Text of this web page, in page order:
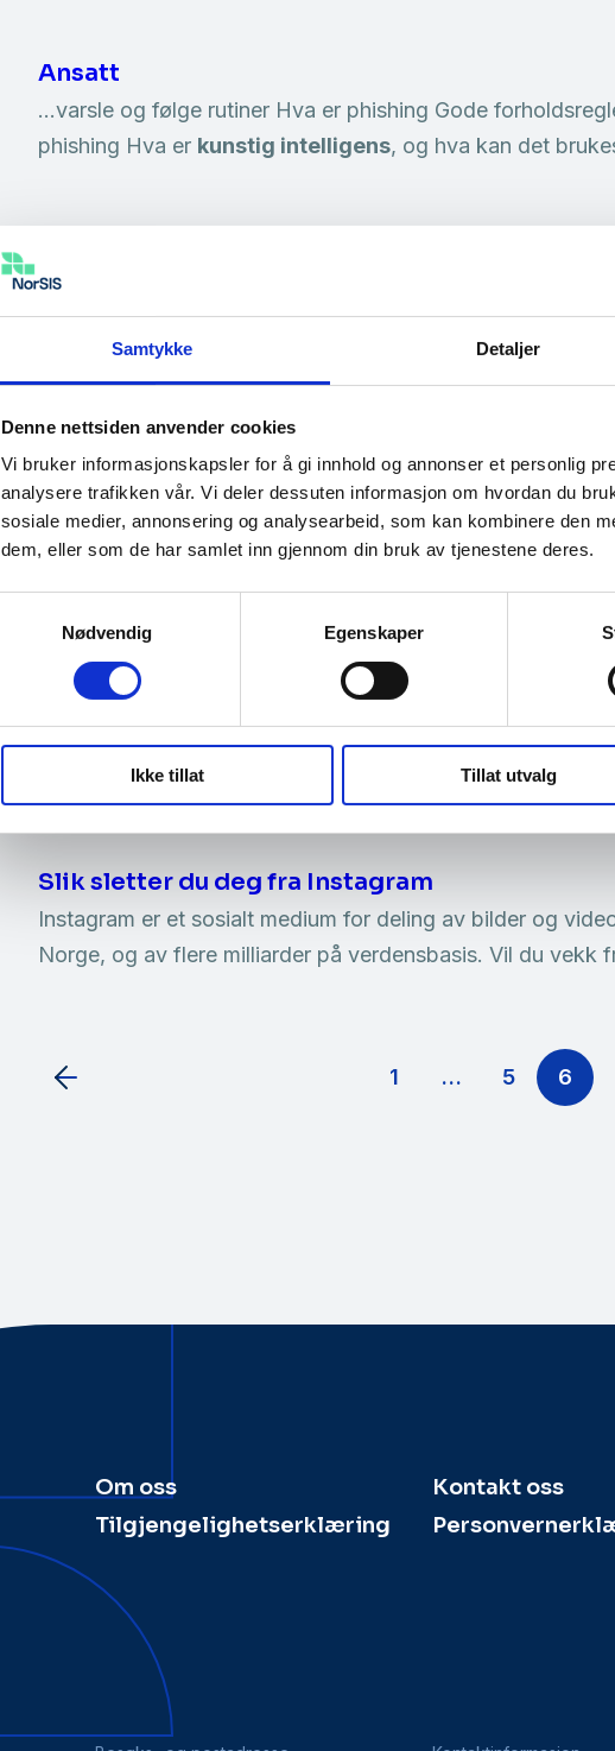
Samtykke Detaljer
Denne nettsiden anvender cookies
Vi bruker informasjonskapsler for å gi innhold og annonser et personlig
analysere trafikken vår. Vi deler dessuten informasjon om hvordan du
sosiale medier, annonsering og analysearbeid, som kan kombinere den
dem, eller som de har samlet inn gjennom din bruk av tjenestene deres.
Nødvendig
Egenskaper
Ikke tillat Tillat utvalg
Ansatt
…varsle og følge rutiner Hva er phishing Gode
phishing Hva er kunstig intelligens, og hva kan det
Digital sikkerhet for seniorer
…der du bor. Fakta Hvorfor får jeg svindel-e-post? De
Påmelding til IDentitet 2024
…mai Velkommen til IDentitet 2025 Med et økende antall
intelligensog en… Nytt verktøy: Personas som en del av
2023 NorSIS…
Nasjonal sikkerhetsmåned 2026
…opplevd uønskede hendelser på nett Søk etter: Søk i
sosial manipulering hacket facebook
nettsider ID-tyveri black friday Kurs og aktiviteter Aktuelle…
Slik sletter du deg fra Instagram
Instagram er et sosialt medium for deling av bilder og
Norge, og av flere milliarder på verdensbasis. Vil du vekk
Innleggnavigasjon1 … 5 6
Om oss Kontakt oss
Tilgjengelighetserklæring